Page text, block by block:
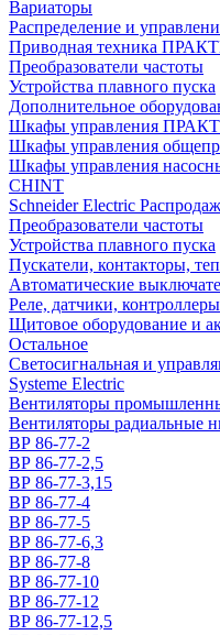
Вариаторы
Распределение и
Приводная техника
Преобразователи частоты
Устройства плавного пуска
Дополнительное
Шкафы управления
Шкафы управления
Шкафы управления
CHINT
Schneider Electric
Преобразователи частоты
Устройства плавного пуска
Пускатели, контакторы,
Автоматические
Реле, датчики, контроллеры
Щитовое оборудование и
Остальное
Светосигнальная и
Systeme Electric
Вентиляторы
Вентиляторы радиальные
ВР 86-77-2
ВР 86-77-2,5
ВР 86-77-3,15
ВР 86-77-4
ВР 86-77-5
ВР 86-77-6,3
ВР 86-77-8
ВР 86-77-10
ВР 86-77-12
ВР 86-77-12,5